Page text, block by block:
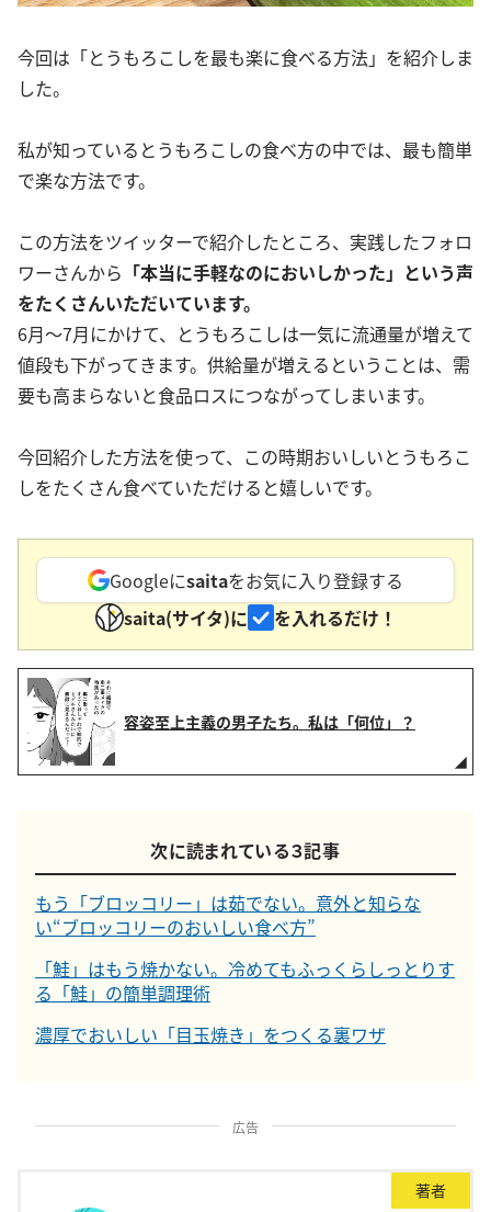
今回は「とうもろこしを最も楽に食べる方法」を紹介しま
した。
私が知っているとうもろこしの食べ方の中では、最も簡単
で楽な方法です。
この方法をツイッターで紹介したところ、実践したフォロ
ワーさんから 「本当に手軽なのにおいしかった」という声
をたくさんいただいています。
6月〜7月にかけて、とうもろこしは一気に流通量が増えて
値段も下がってきます。供給量が増えるということは、需
要も高まらないと食品ロスにつながってしまいます。
今回紹介した方法を使って、この時期おいしいとうもろこ
しをたくさん食べていただけると嬉しいです。
Googleにsaitaをお気に入り登録する
saita(サイタ)に
を入れるだけ！
容姿至上主義の男子たち。私は「何位」？
次に読まれている３記事
もう「ブロッコリー」は茹でない。意外と知らな
い“ブロッコリーのおいしい食べ方”
「鮭」はもう焼かない。冷めてもふっくらしっとりす
る「鮭」の簡単調理術
濃厚でおいしい「目玉焼き」をつくる裏ワザ
広告
著者